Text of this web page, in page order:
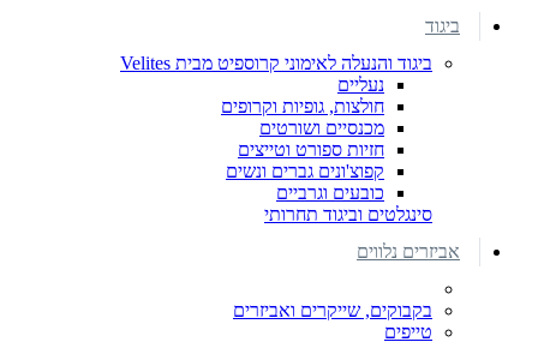
ביגוד
ביגוד והנעלה לאימוני קרוספיט מבית Velites
נעליים
חולצות, גופיות וקרופים
מכנסיים ושורטים
חזיות ספורט וטייצים
קפוצ'ונים גברים ונשים
כובעים וגרביים
סינגלטים וביגוד תחרותי
אביזרים נלווים
בקבוקים, שייקרים ואביזרים
טייפים